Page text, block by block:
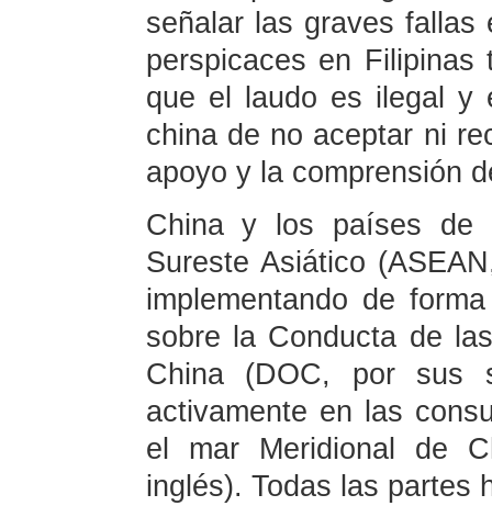
señalar las graves fallas
perspicaces en Filipinas
que el laudo es ilegal y
china de no aceptar ni
apoyo y la comprensión
China y los países de
Sureste Asiático
implementando de
sobre la Conducta de
China (DOC, por sus
activamente en las
el mar Meridional de
inglés). Todas las partes